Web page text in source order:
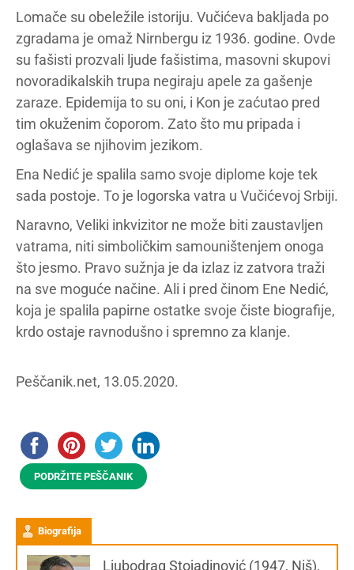
Lomače su obeležile istoriju. Vučićeva bakljada po
zgradama je omaž Nirnbergu iz 1936. godine. Ovde
su fašisti prozvali ljude fašistima, masovni skupovi
novoradikalskih trupa negiraju apele za gašenje
zaraze. Epidemija to su oni, i Kon je zaćutao pred
tim okuženim čoporom. Zato što mu pripada i
oglašava se njihovim jezikom.
Ena Nedić je spalila samo svoje diplome koje tek
sada postoje. To je logorska vatra u Vučićevoj Srbiji.
Naravno, Veliki inkvizitor ne može biti zaustavljen
vatrama, niti simboličkim samouništenjem onoga
što jesmo. Pravo sužnja je da izlaz iz zatvora traži
na sve moguće načine. Ali i pred činom Ene Nedić,
koja je spalila papirne ostatke svoje čiste biografije,
krdo ostaje ravnodušno i spremno za klanje.
Peščanik.net, 13.05.2020.
PODRŽITE PEŠČANIK
Biografija
Ljubodrag Stojadinović (1947, Niš),